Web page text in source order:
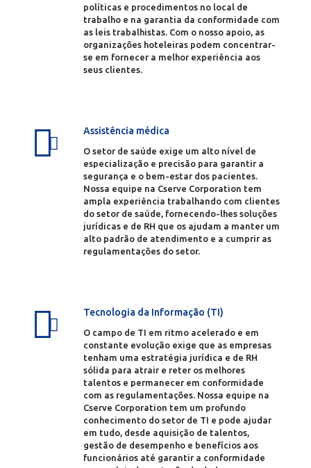
políticas e procedimentos no local de
trabalho e na garantia da conformidade com
as leis trabalhistas. Com o nosso apoio, as
organizações hoteleiras podem concentrar-
se em fornecer a melhor experiência aos
seus clientes. ​
Assistência médica
O setor de saúde exige um alto nível de
especialização e precisão para garantir a
segurança e o bem-estar dos pacientes.
Nossa equipe na Cserve Corporation tem
ampla experiência trabalhando com clientes
do setor de saúde, fornecendo-lhes soluções
jurídicas e de RH que os ajudam a manter um
alto padrão de atendimento e a cumprir as
regulamentações do setor.
Tecnologia da Informação (TI)
O campo de TI em ritmo acelerado e em
constante evolução exige que as empresas
tenham uma estratégia jurídica e de RH
sólida para atrair e reter os melhores
talentos e permanecer em conformidade
com as regulamentações. Nossa equipe na
Cserve Corporation tem um profundo
conhecimento do setor de TI e pode ajudar
em tudo, desde aquisição de talentos,
gestão de desempenho e benefícios aos
funcionários até garantir a conformidade